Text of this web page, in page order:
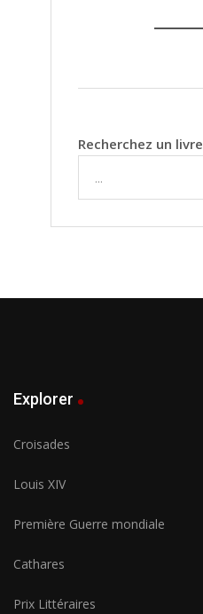
Recherchez un livre
Explorer
Croisades
Louis XIV
Première Guerre mondiale
Cathares
Prix Littéraires